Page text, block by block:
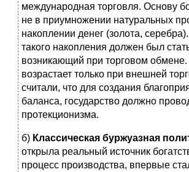
международная торговля. Основу
не в приумножении натуральных
накоплении денег (золота,
такого накопления должен был
возникающий при торговом обмене.
возрастает только при внешней
считали, что для создания
баланса, государство должно
протекционизма.
б) Классическая буржуазная
открыла реальный источник
процесс производства, впервые